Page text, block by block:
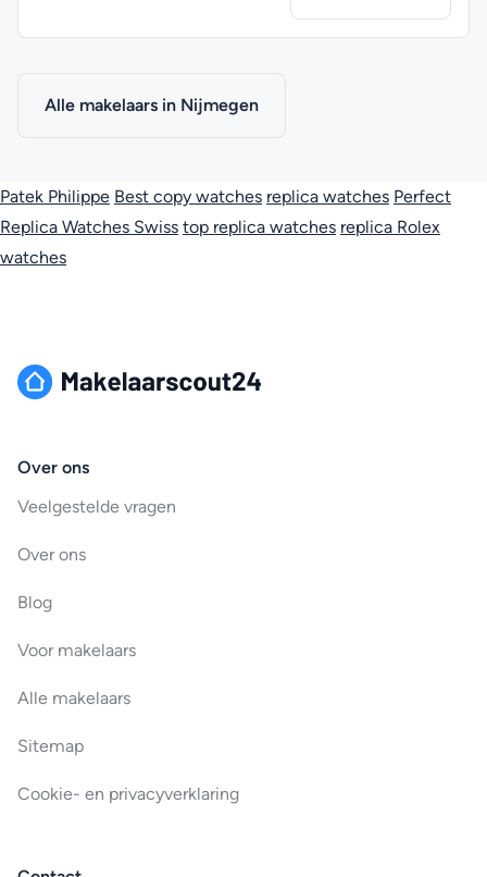
Alle makelaars in Nijmegen
Patek Philippe Best copy watches replica watches Perfect
Replica Watches Swiss top replica watches replica Rolex
watches
Over ons
Veelgestelde vragen
Over ons
Blog
Voor makelaars
Alle makelaars
Sitemap
Cookie- en privacyverklaring